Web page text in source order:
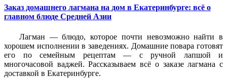
Заказ домашнего лагмана на дом в Екатеринбурге: всё о
главном блюде Средней Азии
Лагман — блюдо, которое почти невозможно найти в
хорошем исполнении в заведениях. Домашние повара готовят
его по семейным рецептам — с ручной лапшой и
многочасовой ваджей. Рассказываем всё о заказе лагмана с
доставкой в Екатеринбурге.